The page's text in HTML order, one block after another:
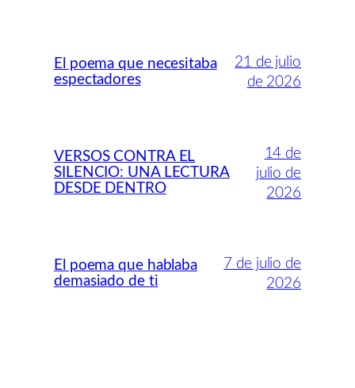
El poema que necesitaba
espectadores
21 de julio
de 2026
VERSOS CONTRA EL
SILENCIO: UNA LECTURA
DESDE DENTRO
14 de
julio de
2026
El poema que hablaba
demasiado de ti
7 de julio de
2026